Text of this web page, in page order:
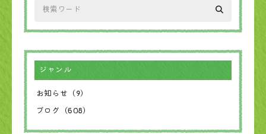
ジャンル
お知らせ（9）
ブログ（608）